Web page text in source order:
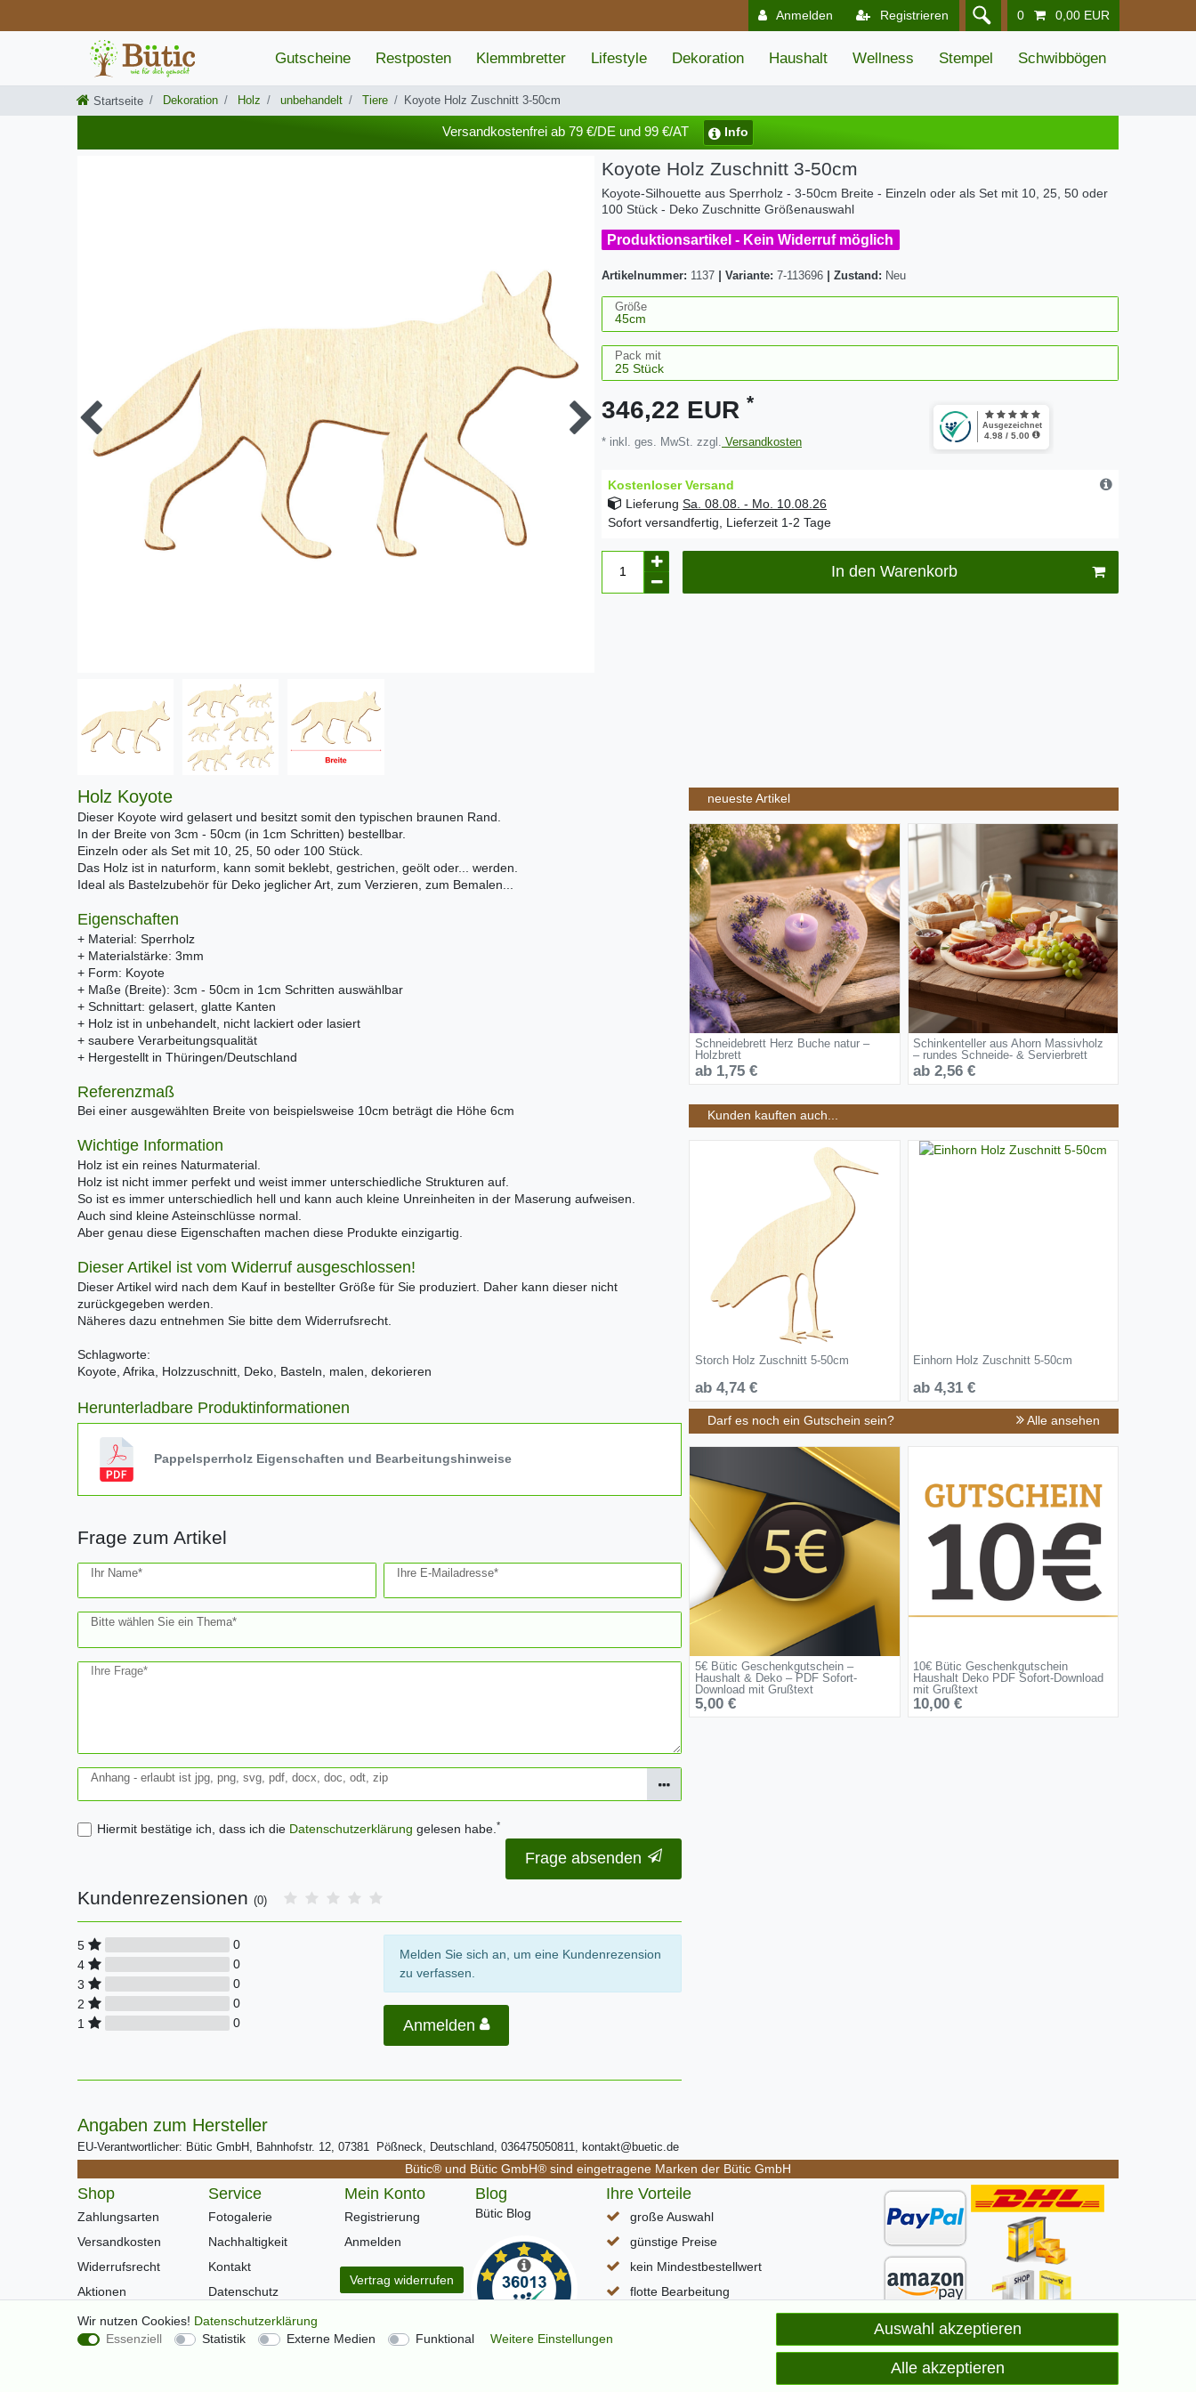
Anmelden Registrieren 0 0,00 EUR
Gutscheine Restposten Klemmbretter Lifestyle Dekoration Haushalt Wellness Stempel Schwibbögen
Startseite Dekoration Holz unbehandelt Tiere Koyote Holz Zuschnitt 3-50cm
Versandkostenfrei ab 79 €/DE und 99 €/AT Info
Koyote Holz Zuschnitt 3-50cm
Koyote-Silhouette aus Sperrholz - 3-50cm Breite - Einzeln oder als Set mit 10, 25, 50 oder
100 Stück - Deko Zuschnitte Größenauswahl
Produktionsartikel - Kein Widerruf möglich
Artikelnummer: 1137 Variante: 7-113696 Zustand: Neu
Größe
Pack mit
346,22 EUR *
* inkl. ges. MwSt. zzgl. Versandkosten
Kostenloser Versand
Lieferung Sa. 08.08. - Mo. 10.08.26
Sofort versandfertig, Lieferzeit 1-2 Tage
In den Warenkorb
Holz Koyote
Dieser Koyote wird gelasert und besitzt somit den typischen braunen Rand.
In der Breite von 3cm - 50cm (in 1cm Schritten) bestellbar.
Einzeln oder als Set mit 10, 25, 50 oder 100 Stück.
Das Holz ist in naturform, kann somit beklebt, gestrichen, geölt oder... werden.
Ideal als Bastelzubehör für Deko jeglicher Art, zum Verzieren, zum Bemalen...
Eigenschaften
+ Material: Sperrholz
+ Materialstärke: 3mm
+ Form: Koyote
+ Maße (Breite): 3cm - 50cm in 1cm Schritten auswählbar
+ Schnittart: gelasert, glatte Kanten
+ Holz ist in unbehandelt, nicht lackiert oder lasiert
+ saubere Verarbeitungsqualität
+ Hergestellt in Thüringen/Deutschland
Referenzmaß
Bei einer ausgewählten Breite von beispielsweise 10cm beträgt die Höhe 6cm
Wichtige Information
Holz ist ein reines Naturmaterial.
Holz ist nicht immer perfekt und weist immer unterschiedliche Strukturen auf.
So ist es immer unterschiedlich hell und kann auch kleine Unreinheiten in der Maserung aufweisen.
Auch sind kleine Asteinschlüsse normal.
Aber genau diese Eigenschaften machen diese Produkte einzigartig.
Dieser Artikel ist vom Widerruf ausgeschlossen!
Dieser Artikel wird nach dem Kauf in bestellter Größe für Sie produziert. Daher kann dieser nicht
zurückgegeben werden.
Näheres dazu entnehmen Sie bitte dem Widerrufsrecht.
Schlagworte:
Koyote, Afrika, Holzzuschnitt, Deko, Basteln, malen, dekorieren
Herunterladbare Produktinformationen
Pappelsperrholz Eigenschaften und Bearbeitungshinweise
Frage zum Artikel
Ihr Name* Ihre E-Mailadresse*
Bitte wählen Sie ein Thema*
Ihre Frage*
Anhang - erlaubt ist jpg, png, svg, pdf, docx, doc, odt, zip
Hiermit bestätige ich, dass ich die Daten­schutz­erklärung gelesen habe. *
Ceres::Template.mailFormHoneypotLabel
Frage absenden
Kundenrezensionen (0)
5
0
4
0
3
0
2
0
1
0
Melden Sie sich an, um eine Kundenrezension
zu verfassen.
Anmelden
Angaben zum Hersteller
EU-Verantwortlicher: Bütic GmbH, Bahnhofstr. 12, 07381 Pößneck, Deutschland, 036475050811, kontakt@buetic.de
neueste Artikel
Schneidebrett Herz Buche natur –
Holzbrett
ab 1,75 €
Schinkenteller aus Ahorn Massivholz
– rundes Schneide- & Servierbrett
ab 2,56 €
Kunden kauften auch...
Storch Holz Zuschnitt 5-50cm
ab 4,74 €
Einhorn Holz Zuschnitt 5-50cm
ab 4,31 €
Darf es noch ein Gutschein sein? Alle ansehen
5€ Bütic Geschenkgutschein –
Haushalt & Deko – PDF Sofort-
Download mit Grußtext
5,00 €
10€ Bütic Geschenkgutschein
Haushalt Deko PDF Sofort-Download
mit Grußtext
10,00 €
Bütic® und Bütic GmbH® sind eingetragene Marken der Bütic GmbH
Shop
Zahlungsarten
Versandkosten
Widerrufsrecht
Aktionen
Warenkorb
Kasse
Service
Fotogalerie
Nachhaltigkeit
Kontakt
Datenschutz
AGB
Impressum
Mein Konto
Registrierung
Anmelden
Vertrag widerrufen
Blog
Bütic Blog
Ihre Vorteile
große Auswahl
günstige Preise
kein Mindestbestellwert
flotte Bearbeitung
schneller DHL Paketversand
Lieferzeit (D) ca. 1-3 Werktage
Wir nutzen Cookies! Daten­schutz­erklärung
Essenziell
Statistik Externe Medien Funktional Weitere Einstellungen
Alle akzeptieren
Auswahl akzeptieren